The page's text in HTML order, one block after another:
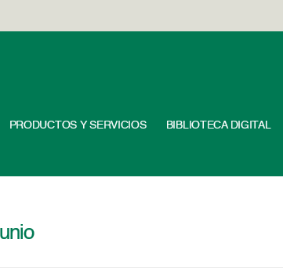
PRODUCTOS Y SERVICIOS BIBLIOTECA DIGITAL